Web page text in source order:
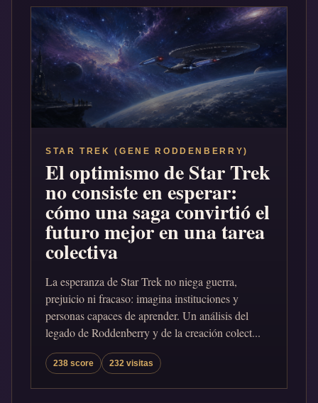
STAR TREK (GENE RODDENBERRY)
El optimismo de Star Trek
no consiste en esperar:
cómo una saga convirtió el
futuro mejor en una tarea
colectiva
La esperanza de Star Trek no niega guerra,
prejuicio ni fracaso: imagina instituciones y
personas capaces de aprender. Un análisis del
legado de Roddenberry y de la creación colect...
238 score 232 visitas